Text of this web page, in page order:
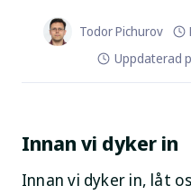
Todor Pichurov
Uppdaterad
Innan vi dyker in
Innan vi dyker in, låt